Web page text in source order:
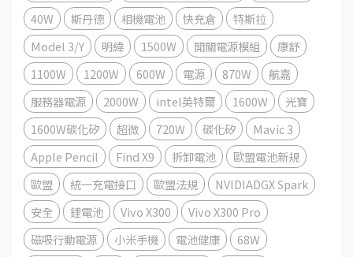
40W
斯丹德 相機電池 快充倉
特斯拉
Model 3/Y
明緯 1500W 開關電源模組
康舒
1100W
1200W 600W 電源 870W
航嘉
服務器電源
2000W intel英特爾 1600W
光寶
1600W碳化矽
超微 720W 碳化矽
Mavic 3
Apple Pencil
Find X9 拆卸電池
歐盟電池新規
歐盟
統一充電接口 歐盟法規
NVIDIADGX Spark
安全
鋰電池 Vivo X300
Vivo X300 Pro
磁吸行動電源
小米手機 電池健康
68W